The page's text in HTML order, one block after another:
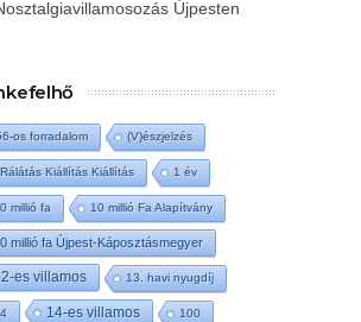
Újpesten
os forradalom (V)észjelzés
Kiállítás Kiállítás 1 év
millió fa 10 millió Fa Alapítvány
millió fa Újpest-Káposztásmegyer
es villamos 13. havi nyugdíj
14-es villamos 100